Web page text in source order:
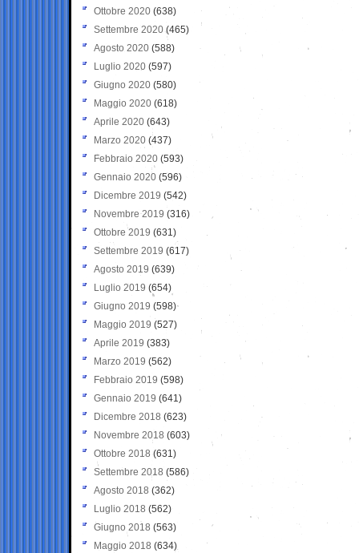
Ottobre 2020 (638)
Settembre 2020(465)
Agosto 2020 (588)
Luglio 2020 (597)
Giugno 2020 (580)
Maggio 2020 (618)
Aprile 2020 (643)
Marzo 2020 (437)
Febbraio 2020 (593)
Gennaio 2020 (596)
Dicembre 2019 (542)
Novembre 2019 (316)
Ottobre 2019 (631)
Settembre 2019 (617)
Agosto 2019 (639)
Luglio 2019 (654)
Giugno 2019 (598)
Maggio 2019 (527)
Aprile 2019 (383)
Marzo 2019 (562)
Febbraio 2019 (598)
Gennaio 2019 (641)
Dicembre 2018 (623)
Novembre 2018 (603)
Ottobre 2018 (631)
Settembre 2018 (586)
Agosto 2018 (362)
Luglio 2018 (562)
Giugno 2018 (563)
Maggio 2018 (634)